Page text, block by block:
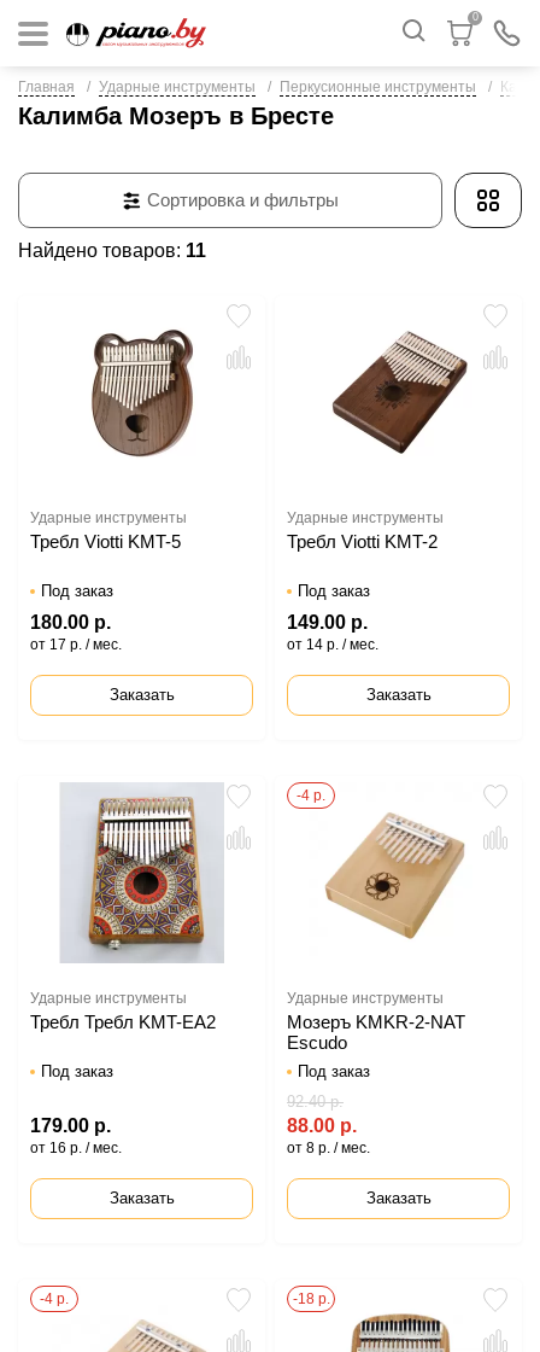
0
Главная Ударные инструменты Перкусионные инструменты
Калимба Мозеръ в Бресте
Найдено товаров: 11
Сортировка и фильтры
Ударные инструменты
Требл Viotti KMT-5
Под заказ
180.00 р.
от 17 р. / мес.
Заказать
Ударные инструменты
Требл Viotti KMT-2
Под заказ
149.00 р.
от 14 р. / мес.
Заказать
Ударные инструменты
Требл Требл KMT-EA2
Под заказ
179.00 р.
от 16 р. / мес.
Заказать
-4 р.
Ударные инструменты
Мозеръ KMKR-2-NAT
Escudo
Под заказ
88.00 р.
92.40 р.
от 8 р. / мес.
Заказать
-4 р. -18 р.